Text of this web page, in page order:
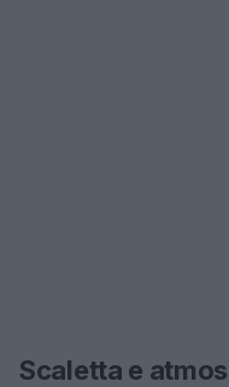
Scaletta e